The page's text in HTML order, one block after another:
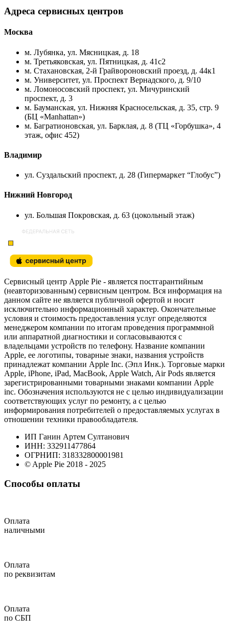
Адреса сервисных центров
Москва
м. Лубянка, ул. Мясницкая, д. 18
м. Третьяковская, ул. Пятницкая, д. 41с2
м. Стахановская, 2-й Грайвороновский проезд, д. 44к1
м. Университет, ул. Проспект Вернадского, д. 9/10
м. Ломоносовский проспект, ул. Мичуринский
проспект, д. 3
м. Бауманская, ул. Нижняя Красносельская, д. 35, стр. 9
(БЦ «Manhattan»)
м. Багратионовская, ул. Барклая, д. 8 (ТЦ «Горбушка», 4
этаж, офис 452)
Владимир
ул. Суздальский проспект, д. 28 (Гипермаркет “Глобус”)
Нижний Новгород
ул. Большая Покровская, д. 63 (цокольный этаж)
Сервисный центр Apple Pie - является постгарантийным
(неавторизованным) сервисным центром. Вся информация на
данном сайте не является публичной офертой и носит
исключительно информационный характер. Окончательные
условия и стоимость предоставления услуг определяются
менеджером компании по итогам проведения программной
или аппаратной диагностики и согласовываются с
владельцами устройств по телефону. Название компании
Apple, ее логотипы, товарные знаки, названия устройств
принадлежат компании Apple Inc. (Эпл Инк.). Торговые марки
Apple, iPhone, iPad, MacBook, Apple Watch, Air Pods является
зарегистрированными товарными знаками компании Apple
inc. Обозначения используются не с целью индивидуализации
соответствующих услуг по ремонту, а с целью
информирования потребителей о предоставляемых услугах в
отношении техники правообладателя.
ИП Ганин Артем Султанович
ИНН: 332911477864
ОГРНИП: 318332800001981
© Apple Pie 2018 - 2025
Способы оплаты
Оплата
наличными
Оплата
по реквизитам
Оплата
по СБП